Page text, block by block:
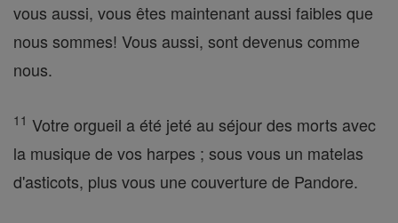
vous aussi, vous êtes maintenant aussi faibles que
nous sommes! Vous aussi, sont devenus comme
nous.
11 Votre orgueil a été jeté au séjour des morts avec
la musique de vos harpes ; sous vous un matelas
d'asticots, plus vous une couverture de Pandore.